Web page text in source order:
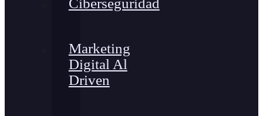
Ciberseguridad
Marketing
Digital Al
Driven